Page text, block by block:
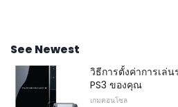
See Newest
วิธีการตั้งค่าการเล่น
PS3 ของคุณ
เกมคอนโซล